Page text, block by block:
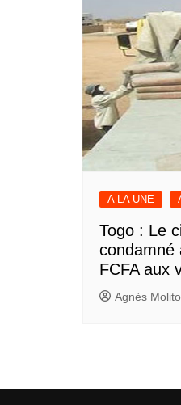
A LA UNE
Togo : Le
condamné
FCFA aux
Agnès